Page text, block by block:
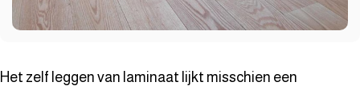
Het zelf leggen van laminaat lijkt misschien een